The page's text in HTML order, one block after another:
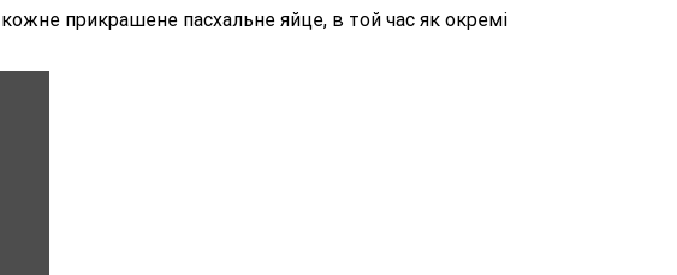
прикрашене пасхальне яйце, в той час як окремі